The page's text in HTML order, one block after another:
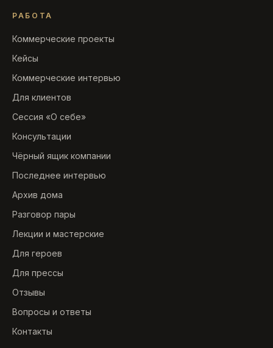
РАБОТА
Коммерческие проекты
Кейсы
Коммерческие интервью
Для клиентов
Сессия «О себе»
Консультации
Чёрный ящик компании
Последнее интервью
Архив дома
Разговор пары
Лекции и мастерские
Для героев
Для прессы
Отзывы
Вопросы и ответы
Контакты